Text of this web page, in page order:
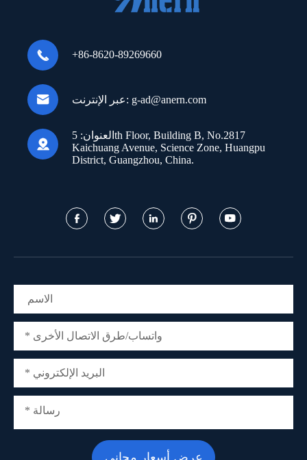
 +86-8620-89269660
 عبر الإنترنت: g-ad@anern.com

العنوان: 5th Floor, Building B, No.2817
Kaichuang Avenue, Science Zone, Huangpu
District, Guangzhou, China.
    